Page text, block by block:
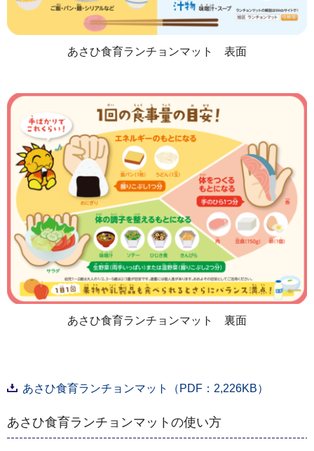
あさひ食育ランチョンマット 表面
あさひ食育ランチョンマット 裏面
あさひ食育ランチョンマット（PDF：2,226KB）
あさひ食育ランチョンマットの使い方